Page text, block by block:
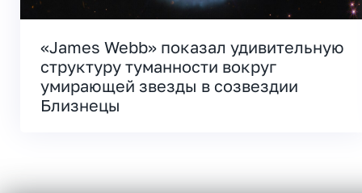
«James Webb» показал удивительную
структуру туманности вокруг
умирающей звезды в созвездии
Близнецы